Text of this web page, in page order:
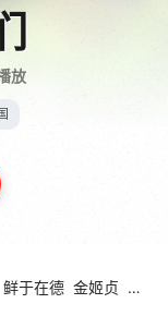
放
鲜于在德 金姬贞 尹多